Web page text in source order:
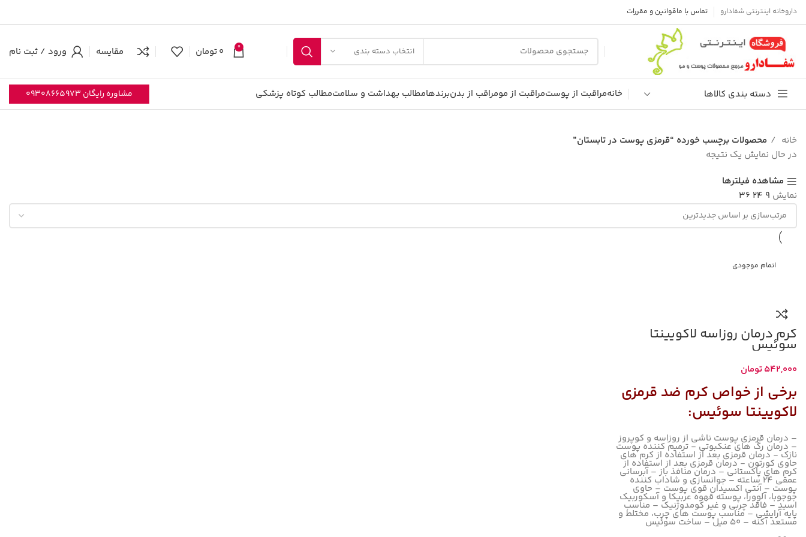
داروخانه اینترنتی شفادارو تماس با ماقوانین و مقررات
انتخاب دسته بندی 0
0تومان مقایسه ورود / ثبت نام
دسته بندی کالاها خانهمراقبت از پوستمراقبت از مومراقب از بدنبرندهامطالب بهداشت و سلامتمطالب کوتاه پزشکی مشاوره رایگان 09308665973
خانه
محصولات برچسب خورده “قرمزی پوست در تابستان”
در حال نمایش یک نتیجه
مشاهده فیلترها
نمایش 9
24
36
اتمام موجودی
کرم درمان روزاسه لاکویینتا
سوئیس
542,000تومان
برخی از خواص کرم ضد قرمزی
لاکویینتا سوئیس:
– درمان قرمزی پوست ناشی از روزاسه و کوپروز
– درمان رگ های عنکبوتی - ترمیم کننده پوست
نازک - درمان قرمزی بعد از استفاده از کرم های
حاوی کورتون - درمان قرمزی بعد از استفاده از
کرم های پاکستانی – درمان منافذ باز – آبرسانی
عمقی ۲۴ ساعته – جوانسازی و شاداب کننده
پوست – آنتی اکسیدان قوی پوست – حاوی
جوجوبا، آلوورا، پوسته قهوه عربیکا و آسکوربیک
اسید – فاقد چربی و غیر کومدوژنیک – مناسب
پایه آرایشی – مناسب پوست های چرب، مختلط و
مستعد آکنه – ۵۰ میل – ساخت سوئیس